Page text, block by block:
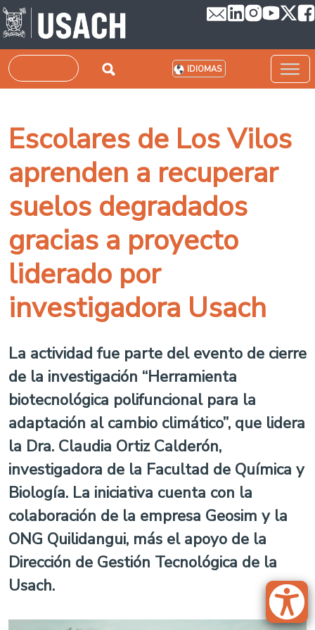
Pasar al contenido principal
Buscar IDIOMAS
Escolares de Los Vilos
aprenden a recuperar
suelos degradados
gracias a proyecto
liderado por
investigadora Usach
La actividad fue parte del evento de cierre
de la investigación “Herramienta
biotecnológica polifuncional para la
adaptación al cambio climático”, que lidera
la Dra. Claudia Ortiz Calderón,
investigadora de la Facultad de Química y
Biología. La iniciativa cuenta con la
colaboración de la empresa Geosim y la
ONG Quilidangui, más el apoyo de la
Dirección de Gestión Tecnológica de la
Usach.